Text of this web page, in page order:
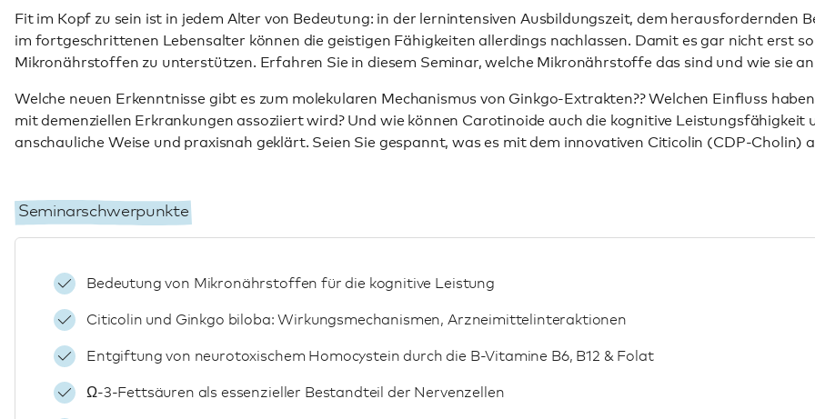
Fit im Kopf zu sein ist in jedem Alter von Bedeutung: in der lernintensiven Ausbildungszeit, dem herausfordernden
im fortgeschrittenen Lebensalter können die geistigen Fähigkeiten allerdings nachlassen. Damit es gar nicht erst
Mikronährstoffen zu unterstützen. Erfahren Sie in diesem Seminar, welche Mikronährstoffe das sind und wie sie
Welche neuen Erkenntnisse gibt es zum molekularen Mechanismus von Ginkgo-Extrakten?? Welchen Einfluss
mit demenziellen Erkrankungen assoziiert wird? Und wie können Carotinoide auch die kognitive
anschauliche Weise und praxisnah geklärt. Seien Sie gespannt, was es mit dem innovativen Citicolin (CDP-Cholin)
Seminarschwerpunkte
Bedeutung von Mikronährstoffen für die kognitive Leistung
Citicolin und Ginkgo biloba: Wirkungsmechanismen, Arzneimittelinteraktionen
Entgiftung von neurotoxischem Homocystein durch die B-Vitamine B6, B12 & Folat
Ω-3-Fettsäuren als essenzieller Bestandteil der Nervenzellen